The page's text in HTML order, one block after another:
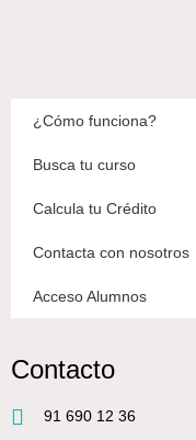
¿Cómo funciona?
Busca tu curso
Calcula tu Crédito
Contacta con nosotros
Acceso Alumnos
Contacto
91 690 12 36